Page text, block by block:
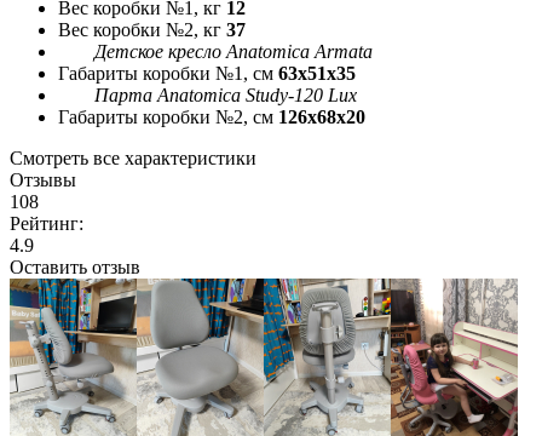
Вес коробки №1, кг 12
Вес коробки №2, кг 37
Детское кресло Anatomica Armata
Габариты коробки №1, см 63x51x35
Парта Anatomica Study-120 Lux
Габариты коробки №2, см 126x68x20
Смотреть все характеристики
Отзывы
108
Рейтинг:
4.9
Оставить отзыв